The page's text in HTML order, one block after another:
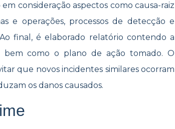
consideração aspectos como causa-raiz
e operações, processos de detecção e
final, é elaborado relatório contendo a
como o plano de ação tomado. O
que novos incidentes similares ocorram
os danos causados.